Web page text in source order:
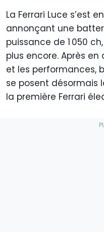
La Ferrari Luce s’est
annonçant une
puissance de 1 050
plus encore. Après
et les performances,
se posent désormais
la première Ferrari